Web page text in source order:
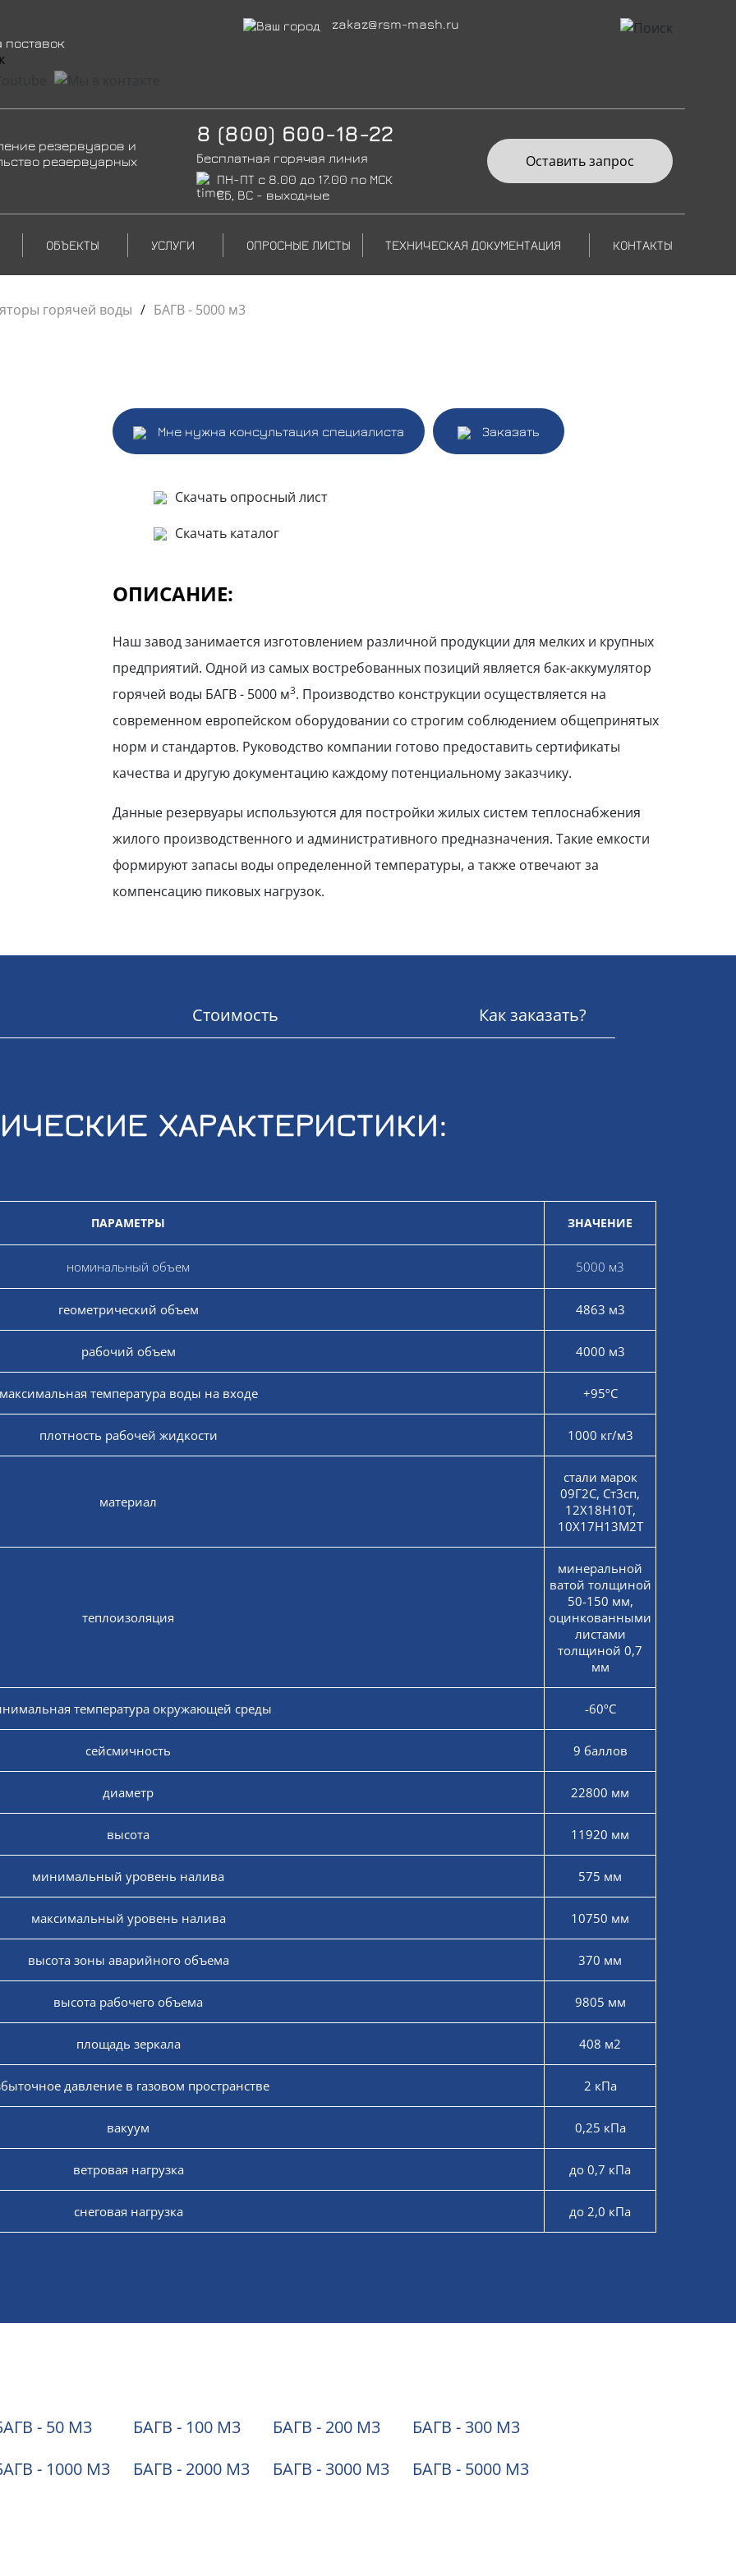
поставок
zakaz@rsm-mash.ru
резервуаров и
резервуарных
8 (800) 600-18-22
Бесплатная горячая линия
ПН-ПТ с 8.00 до 17.00 по МСК
СБ, ВС - выходные
Оставить запрос
ОБЪЕКТЫ УСЛУГИ ОПРОСНЫЕ ЛИСТЫ ТЕХНИЧЕСКАЯ ДОКУМЕНТАЦИЯ КОНТАКТЫ
горячей воды / БАГВ - 5000 м3
Мне нужна консультация специалиста Заказать
Скачать опросный лист
Скачать каталог
ОПИСАНИЕ:
Наш завод занимается изготовлением различной продукции для мелких и крупных
предприятий. Одной из самых востребованных позиций является бак-аккумулятор
горячей воды БАГВ - 5000 м3. Производство конструкции осуществляется на
современном европейском оборудовании со строгим соблюдением общепринятых
норм и стандартов. Руководство компании готово предоставить сертификаты
качества и другую документацию каждому потенциальному заказчику.
Данные резервуары используются для постройки жилых систем теплоснабжения
жилого производственного и административного предназначения. Такие емкости
формируют запасы воды определенной температуры, а также отвечают за
компенсацию пиковых нагрузок.
Стоимость Как заказать?
ХАРАКТЕРИСТИКИ:
ПАРАМЕТРЫ ЗНАЧЕНИЕ
номинальный объем 5000 м3
геометрический объем 4863 м3
рабочий объем 4000 м3
температура воды на входе +95ºС
плотность рабочей жидкости 1000 кг/м3
материал
стали марок
09Г2С, Ст3сп,
12Х18Н10Т,
10Х17Н13М2Т
теплоизоляция
минеральной
ватой толщиной
50-150 мм,
оцинкованными
листами
толщиной 0,7
мм
температура окружающей среды -60ºС
сейсмичность 9 баллов
диаметр 22800 мм
высота 11920 мм
минимальный уровень налива 575 мм
максимальный уровень налива 10750 мм
высота зоны аварийного объема 370 мм
высота рабочего объема 9805 мм
площадь зеркала 408 м2
давление в газовом пространстве 2 кПа
вакуум 0,25 кПа
ветровая нагрузка до 0,7 кПа
снеговая нагрузка до 2,0 кПа
- 50 М3 БАГВ - 100 М3 БАГВ - 200 М3
БАГВ - 300 М3
- 1000 М3
БАГВ - 2000 М3 БАГВ - 3000 М3 БАГВ - 5000 М3